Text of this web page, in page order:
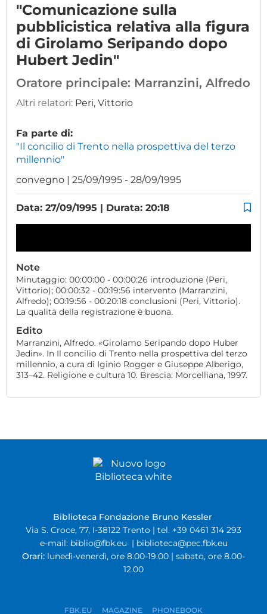
"Comunicazione sulla
pubblicistica relativa alla figura
di Girolamo Seripando dopo
Hubert Jedin"
Oratore principale: Marranzini, Alfredo
Altri relatori: Peri, Vittorio
Fa parte di:
"Il concilio di Trento nella prospettiva del terzo
millennio"
convegno | 25/09/1995 - 28/09/1995
Data: 27/09/1995 | Durata: 20:18
Note
Minutaggio: 00:00:00 - 00:00:26 introduzione (Peri,
Vittorio); 00:00:32 - 00:19:56 intervento (Marranzini,
Alfredo); 00:19:56 - 00:20:18 conclusioni (Peri, Vittorio).
La qualità della registrazione è buona.
Edito
Marranzini, Alfredo. «Girolamo Seripando dopo Huber
Jedin». In Il concilio di Trento nella prospettiva del terzo
millennio, a cura di Iginio Rogger e Giuseppe Alberigo,
313–42. Religione e cultura 10. Brescia: Morcelliana, 1997.
Biblioteca Fondazione Bruno Kessler
Via S. Croce, 77, I-38122 Trento | tel. +39 0461 314 293
e-mail: biblio@fbk.eu | biblioteca@pec.fbk.eu
Orari: lunedì-venerdì, ore 8.00-19.00 | sabato, ore 8.00-
12.00
FBK.EU MAGAZINE PHONEBOOK